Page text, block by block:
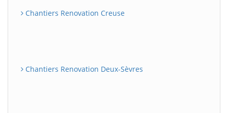
Chantiers Renovation Creuse
Chantiers Renovation Deux-Sèvres